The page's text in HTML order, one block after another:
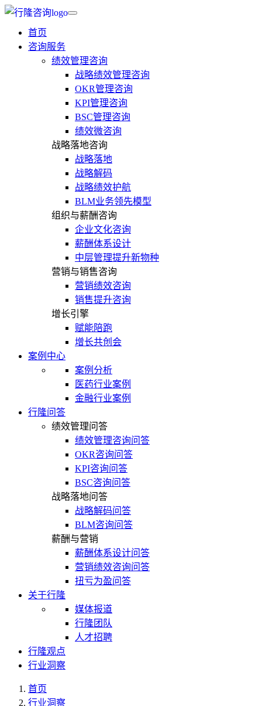
首页
咨询服务
绩效管理咨询
战略绩效管理咨询
OKR管理咨询
KPI管理咨询
BSC管理咨询
绩效微咨询
战略落地咨询
战略落地
战略解码
战略绩效护航
BLM业务领先模型
组织与薪酬咨询
企业文化咨询
薪酬体系设计
中层管理提升新物种
营销与销售咨询
营销绩效咨询
销售提升咨询
增长引擎
赋能陪跑
增长共创会
案例中心
案例分析
医药行业案例
金融行业案例
行隆问答
绩效管理问答
绩效管理咨询问答
OKR咨询问答
KPI咨询问答
BSC咨询问答
战略落地问答
战略解码问答
BLM咨询问答
薪酬与营销
薪酬体系设计问答
营销绩效咨询问答
扭亏为盈问答
关于行隆
媒体报道
行隆团队
人才招聘
行隆观点
行业洞察
首页
行业洞察